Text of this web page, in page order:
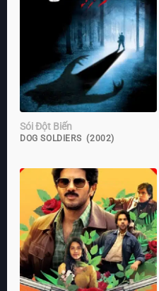
Sói Đột Biến
DOG SOLDIERS (2002)